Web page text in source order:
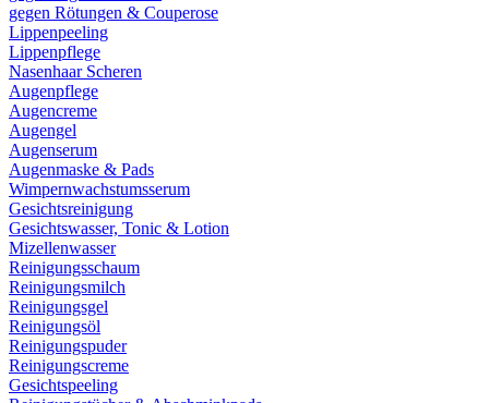
gegen Rötungen & Couperose
Lippenpeeling
Lippenpflege
Nasenhaar Scheren
Augenpflege
Augencreme
Augengel
Augenserum
Augenmaske & Pads
Wimpernwachstumsserum
Gesichtsreinigung
Gesichtswasser, Tonic & Lotion
Mizellenwasser
Reinigungsschaum
Reinigungsmilch
Reinigungsgel
Reinigungsöl
Reinigungspuder
Reinigungscreme
Gesichtspeeling